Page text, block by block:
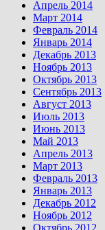
Апрель 2014
Март 2014
Февраль 2014
Январь 2014
Декабрь 2013
Ноябрь 2013
Октябрь 2013
Сентябрь 2013
Август 2013
Июль 2013
Июнь 2013
Май 2013
Апрель 2013
Март 2013
Февраль 2013
Январь 2013
Декабрь 2012
Ноябрь 2012
Октябрь 2012